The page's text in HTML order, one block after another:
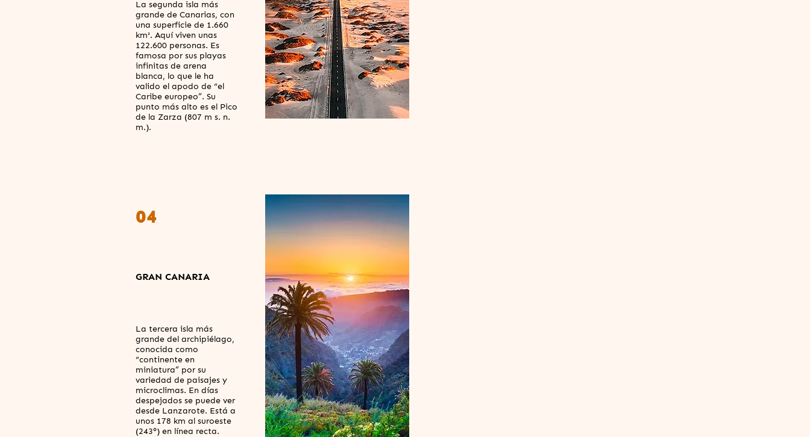
La segunda isla más
grande de Canarias, con
una superficie de 1.660
km². Aquí viven unas
122.600 personas. Es
famosa por sus playas
infinitas de arena
blanca, lo que le ha
valido el apodo de “el
Caribe europeo”. Su
punto más alto es el Pico
de la Zarza (807 m s. n.
m.).
04
GRAN CANARIA
La tercera isla más
grande del archipiélago,
conocida como
“continente en
miniatura” por su
variedad de paisajes y
microclimas. En días
despejados se puede ver
desde Lanzarote. Está a
unos 178 km al suroeste
(243°) en línea recta.